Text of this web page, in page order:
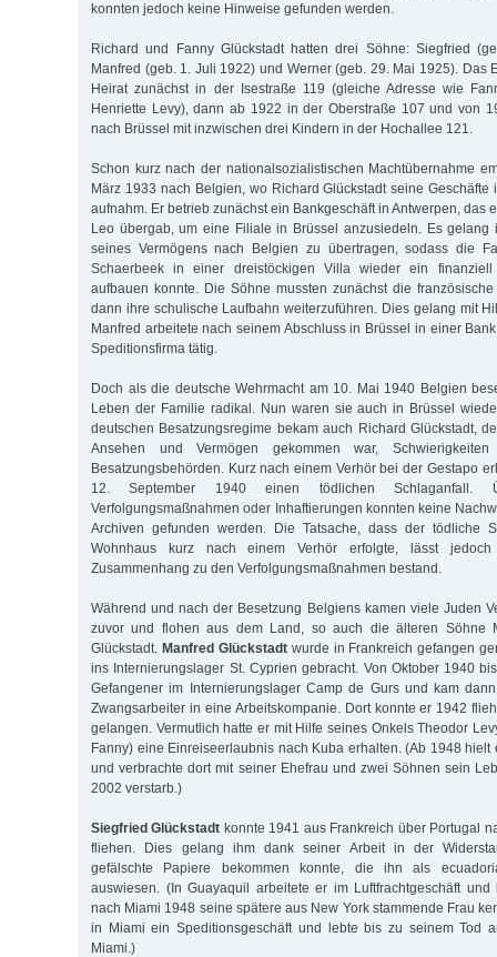
konnten jedoch keine Hinweise gefunden werden.
Richard und Fanny Glückstadt hatten drei Söhne: Siegfried
Manfred (geb. 1. Juli 1922) und Werner (geb. 29. Mai 1925). Das
Heirat zunächst in der Isestraße 119 (gleiche Adresse wie
Henriette Levy), dann ab 1922 in der Oberstraße 107 und von
nach Brüssel mit inzwischen drei Kindern in der Hochallee 121.
Schon kurz nach der nationalsozialistischen Machtübernahme
März 1933 nach Belgien, wo Richard Glückstadt seine Geschäfte
aufnahm. Er betrieb zunächst ein Bankgeschäft in Antwerpen, das
Leo übergab, um eine Filiale in Brüssel anzusiedeln. Es gelang
seines Vermögens nach Belgien zu übertragen, sodass die
Schaerbeek in einer dreistöckigen Villa wieder ein finanziell
aufbauen konnte. Die Söhne mussten zunächst die
dann ihre schulische Laufbahn weiterzuführen. Dies gelang mit
Manfred arbeitete nach seinem Abschluss in Brüssel in einer
Speditionsfirma tätig.
Doch als die deutsche Wehrmacht am 10. Mai 1940 Belgien
Leben der Familie radikal. Nun waren sie auch in Brüssel
deutschen Besatzungsregime bekam auch Richard Glückstadt,
Ansehen und Vermögen gekommen war,
Besatzungsbehörden. Kurz nach einem Verhör bei der Gestapo
12. September 1940 einen tödlichen Schlaganfall.
Verfolgungsmaßnahmen oder Inhaftierungen konnten keine
Archiven gefunden werden. Die Tatsache, dass der tödliche
Wohnhaus kurz nach einem Verhör erfolgte, lässt
Zusammenhang zu den Verfolgungsmaßnahmen bestand.
Während und nach der Besetzung Belgiens kamen viele Juden
zuvor und flohen aus dem Land, so auch die älteren Söhne
Glückstadt. Manfred Glückstadtwurde in Frankreich gefangen
ins Internierungslager St. Cyprien gebracht. Von Oktober 1940
Gefangener im Internierungslager Camp de Gurs und kam
Zwangsarbeiter in eine Arbeitskompanie. Dort konnte er 1942
gelangen. Vermutlich hatte er mit Hilfe seines Onkels Theodor
Fanny) eine Einreiseerlaubnis nach Kuba erhalten. (Ab 1948 hielt
und verbrachte dort mit seiner Ehefrau und zwei Söhnen sein
2002 verstarb.)
Siegfried Glückstadt konnte 1941 aus Frankreich über Portugal
fliehen. Dies gelang ihm dank seiner Arbeit in der
gefälschte Papiere bekommen konnte, die ihn als
auswiesen. (In Guayaquil arbeitete er im Luftfrachtgeschäft
nach Miami 1948 seine spätere aus New York stammende Frau
in Miami ein Speditionsgeschäft und lebte bis zu seinem Tod
Miami.)